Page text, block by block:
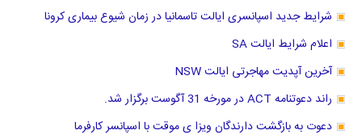
شرایط جدید اسپانسری ایالت تاسمانیا در زمان شیوع بیماری کرونا
اعلام شرایط ایالت SA
آخرین آپدیت مهاجرتی ایالت NSW
راند دعوتنامه ACT در مورخه 31 آگوست برگزار شد.
دعوت به بازگشت دارندگان ویزا ی موقت با اسپانسر کارفرما